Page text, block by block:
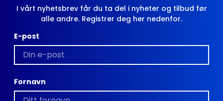
I vårt nyhetsbrev får du ta del i nyheter og tilbud før
alle andre. Registrer deg her nedenfor.
E-post
Fornavn